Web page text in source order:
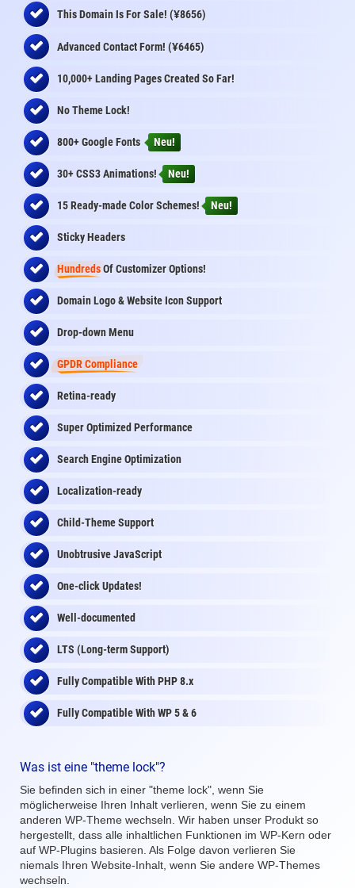
This Domain Is For Sale! (¥8656)
Advanced Contact Form! (¥6465)
10,000+ Landing Pages Created So Far!
No Theme Lock!
800+ Google Fonts Neu!
30+ CSS3 Animations! Neu!
15 Ready-made Color Schemes! Neu!
Sticky Headers
HundredsOf Customizer Options!
Domain Logo & Website Icon Support
Drop-down Menu
GPDR Compliance
Retina-ready
Super Optimized Performance
Search Engine Optimization
Localization-ready
Child-Theme Support
Unobtrusive JavaScript
One-click Updates!
Well-documented
LTS (Long-term Support)
Fully Compatible With PHP 8.x
Fully Compatible With WP 5 & 6
Was ist eine "theme lock"?
Sie befinden sich in einer "theme lock", wenn Sie
möglicherweise Ihren Inhalt verlieren, wenn Sie zu einem
anderen WP-Theme wechseln. Wir haben unser Produkt so
hergestellt, dass alle inhaltlichen Funktionen im WP-Kern oder
auf WP-Plugins basieren. Als Folge davon verlieren Sie
niemals Ihren Website-Inhalt, wenn Sie andere WP-Themes
wechseln.